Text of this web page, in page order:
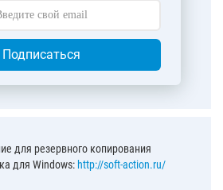
Подписаться
для резервного копирования
для Windows: http://soft-action.ru/